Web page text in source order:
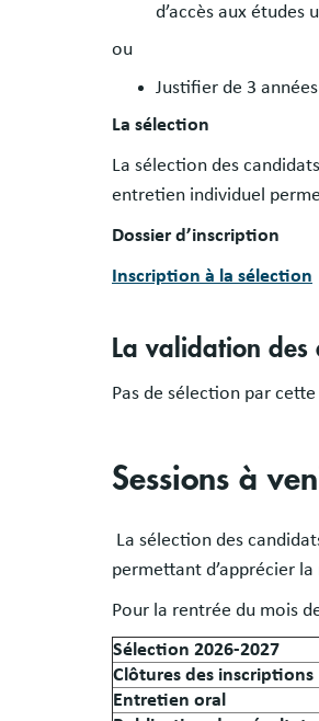
d’accès aux études
ou
Justifier de 3
La sélection
La sélection des
entretien individuel
Dossier d’inscription
Inscription à la sélection
La validation des
Pas de sélection par
Sessions à
La sélection des
permettant d’apprécier
Pour la rentrée du mois
Sélection 2026-2027
Clôtures des inscriptions
Entretien oral